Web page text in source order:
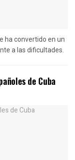
ha convertido en un
a las dificultades.
de Cuba